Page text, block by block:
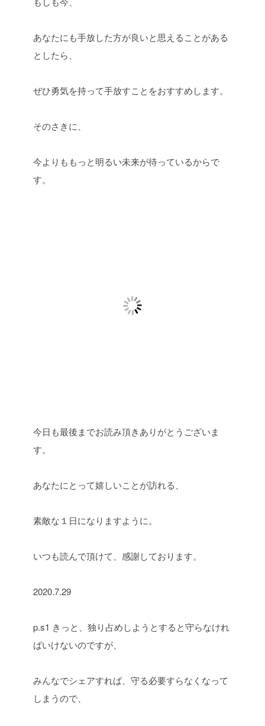
あなたにも手放した方が良いと思えることがある
としたら、
ぜひ勇気を持って手放すことをおすすめします。
そのさきに、
今よりももっと明るい未来が待っているからで
す。
今日も最後までお読み頂きありがとうございま
す。
あなたにとって嬉しいことが訪れる、
素敵な１日になりますように。
いつも読んで頂けて、感謝しております。
2020.7.29
p.s1 きっと、独り占めしようとすると守らなけれ
ばいけないのですが、
みんなでシェアすれば、守る必要すらなくなって
しまうので、